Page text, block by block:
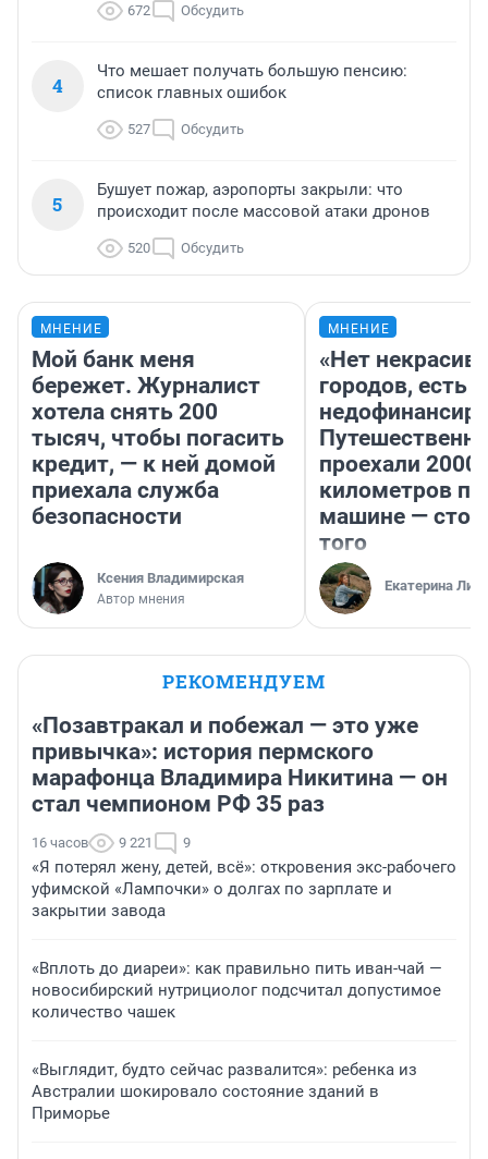
672 Обсудить
4
Что мешает получать большую пенсию:
список главных ошибок
527 Обсудить
5
Бушует пожар, аэропорты закрыли: что
происходит после массовой атаки дронов
520 Обсудить
МНЕНИЕ
Мой банк меня
бережет. Журналист
хотела снять 200
тысяч, чтобы погасить
кредит, — к ней домой
приехала служба
безопасности
Ксения Владимирская
Автор мнения
МНЕНИЕ
«Нет
городов, есть
проехали 2000
километров по
машине —
того
Екатерина
РЕКОМЕНДУЕМ
«Позавтракал и побежал — это уже
привычка»: история пермского
марафонца Владимира Никитина — он
стал чемпионом РФ 35 раз
16 часов 9 221 9
«Я потерял жену, детей, всё»: откровения экс-рабочего
уфимской «Лампочки» о долгах по зарплате и
закрытии завода
«Вплоть до диареи»: как правильно пить иван-чай —
новосибирский нутрициолог подсчитал допустимое
количество чашек
«Выглядит, будто сейчас развалится»: ребенка из
Австралии шокировало состояние зданий в
Приморье